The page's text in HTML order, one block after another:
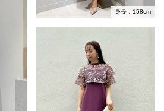
身長：158cm